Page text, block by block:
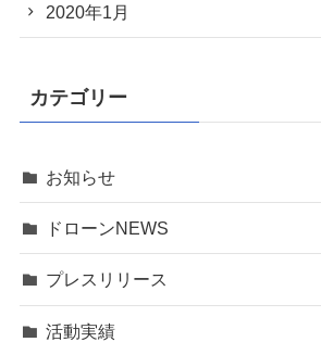
2020年1月
カテゴリー
お知らせ
ドローンNEWS
プレスリリース
活動実績